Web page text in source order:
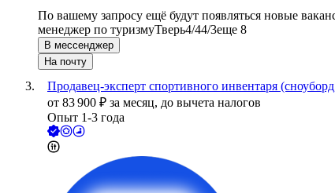
По вашему запросу ещё будут появляться новые
менеджер по туризмуТверь4/44/3еще 8
В мессенджер
На почту
Продавец-эксперт спортивного инвентаря
от 83 900 ₽ за месяц, до вычета налогов
Опыт 1-3 года